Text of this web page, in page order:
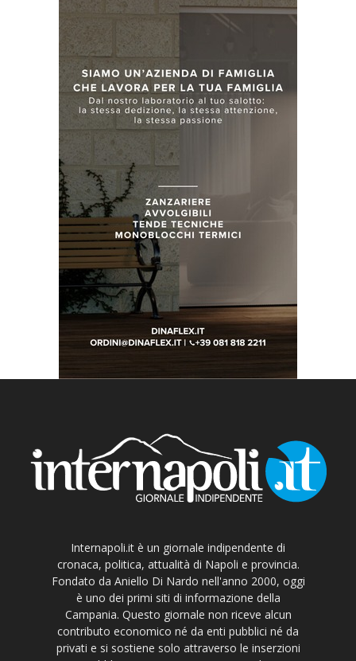
Internapoli.it è un giornale indipendente di
cronaca, politica, attualità di Napoli e provincia.
Fondato da Aniello Di Nardo nell'anno 2000, oggi
è uno dei primi siti di informazione della
Campania. Questo giornale non riceve alcun
contributo economico né da enti pubblici né da
privati e si sostiene solo attraverso le inserzioni